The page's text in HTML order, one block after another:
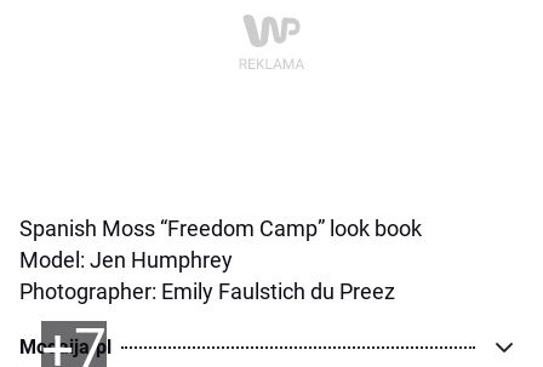
Spanish Moss “Freedom Camp” look book
Model: Jen Humphrey
Photographer: Emily Faulstich du Preez
+7
Modaija.pl